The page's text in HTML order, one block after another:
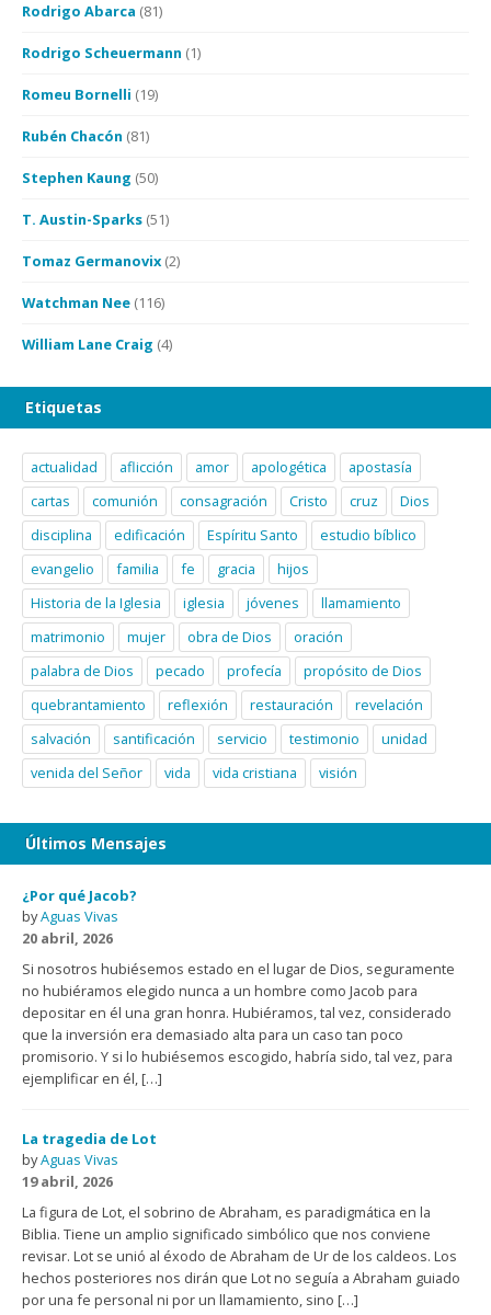
Rodrigo Abarca (81)
Rodrigo Scheuermann (1)
Romeu Bornelli (19)
Rubén Chacón (81)
Stephen Kaung (50)
T. Austin-Sparks (51)
Tomaz Germanovix (2)
Watchman Nee (116)
William Lane Craig (4)
Etiquetas
actualidad aflicción amor apologética
apostasía
cartas
comunión consagración Cristo cruz
Dios
disciplina
edificación Espíritu Santo
estudio bíblico
evangelio
familia fe gracia
hijos
Historia de la Iglesia
iglesia jóvenes
llamamiento
matrimonio
mujer obra de Dios
oración
palabra de Dios
pecado profecía
propósito de Dios
quebrantamiento
reflexión restauración
revelación
salvación
santificación servicio testimonio
unidad
venida del Señor
vida vida cristiana visión
Últimos Mensajes
¿Por qué Jacob?
byAguas Vivas
20 abril, 2026
Si nosotros hubiésemos estado en el lugar de Dios, seguramente
no hubiéramos elegido nunca a un hombre como Jacob para
depositar en él una gran honra. Hubiéramos, tal vez, considerado
que la inversión era demasiado alta para un caso tan poco
promisorio. Y si lo hubiésemos escogido, habría sido, tal vez, para
ejemplificar en él, […]
La tragedia de Lot
byAguas Vivas
19 abril, 2026
La figura de Lot, el sobrino de Abraham, es paradigmática en la
Biblia. Tiene un amplio significado simbólico que nos conviene
revisar. Lot se unió al éxodo de Abraham de Ur de los caldeos. Los
hechos posteriores nos dirán que Lot no seguía a Abraham guiado
por una fe personal ni por un llamamiento, sino […]